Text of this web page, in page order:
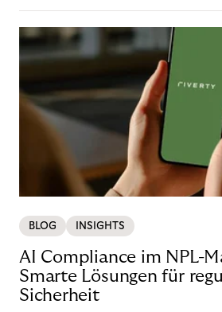
BLOG INSIGHTS
AI Compliance im NPL-
Smarte Lösungen für
Sicherheit